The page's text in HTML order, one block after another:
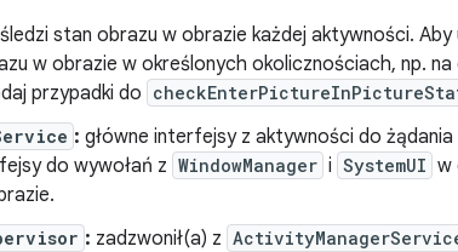
śledzi stan obrazu w obrazie każdej aktywności.
w obrazie w określonych okolicznościach, np.
przypadki do
: główne interfejsy z aktywności do
do wywołań z WindowManager i SystemUI w
: zadzwonił(a) z